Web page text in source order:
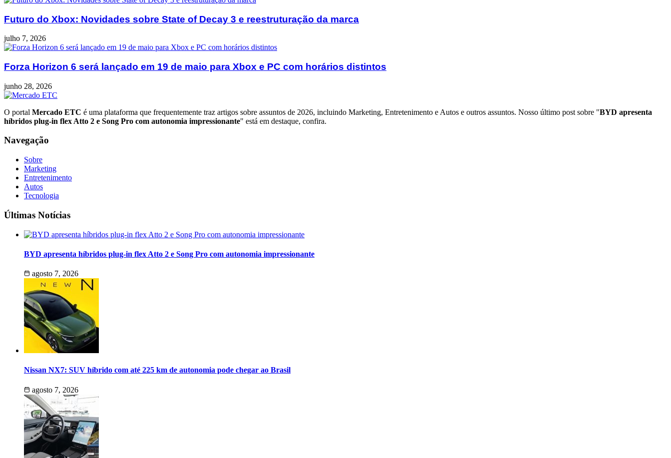
Futuro do Xbox: Novidades sobre State of Decay 3 e reestruturação da marca
julho 7, 2026
Forza Horizon 6 será lançado em 19 de maio para Xbox e PC com horários distintos
junho 28, 2026
O portal Mercado ETC é uma plataforma que frequentemente traz artigos sobre assuntos de 2026, incluindo Marketing, Entretenimento e Autos e outros assuntos. Nosso último post sobre "BYD apresenta
híbridos plug-in flex Atto 2 e Song Pro com autonomia impressionante" está em destaque, confira.
Navegação
Sobre
Marketing
Entretenimento
Autos
Tecnologia
Últimas Notícias
BYD apresenta híbridos plug-in flex Atto 2 e Song Pro com autonomia impressionante
agosto 7, 2026
Nissan NX7: SUV híbrido com até 225 km de autonomia pode chegar ao Brasil
agosto 7, 2026